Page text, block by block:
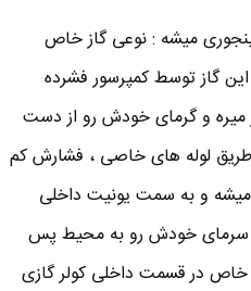
میشه : نوعی گاز خاص
گاز توسط کمپرسور فشرده
میره و گرمای خودش رو از دست
طریق لوله های خاصی ، فشارش کم
و به سمت یونیت داخلی
سرمای خودش رو به محیط پس
در قسمت داخلی کولر گازی